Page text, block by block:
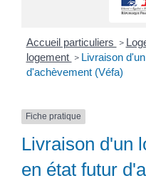
Accueil particuliers >
logement > Livraison
d'achèvement (Véfa)
Fiche pratique
Livraison d'un
en état futur